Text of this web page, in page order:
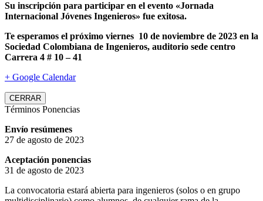
Su inscripción para participar en el evento «Jornada
Internacional Jóvenes Ingenieros» fue exitosa.
Te esperamos el próximo viernes 10 de noviembre de 2023 en la
Sociedad Colombiana de Ingenieros, auditorio sede centro
Carrera 4 # 10 – 41
+ Google Calendar
CERRAR
Términos Ponencias
Envío resúmenes
27 de agosto de 2023
Aceptación ponencias
31 de agosto de 2023
La convocatoria estará abierta para ingenieros (solos o en grupo